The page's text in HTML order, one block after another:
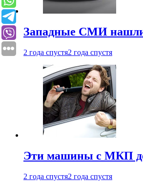
Западные СМИ нашли
2 года спустя2 года спустя
Эти машины с МКП
2 года спустя2 года спустя